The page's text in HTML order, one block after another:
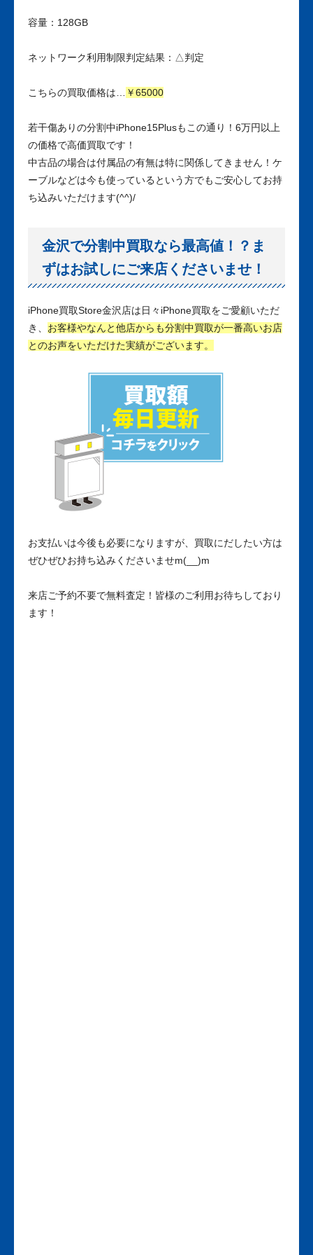
容量：128GB
ネットワーク利用制限判定結果：△判定
こちらの買取価格は… ￥65000
若干傷ありの分割中iPhone15Plusもこの通り！6万円以上
の価格で高価買取です！
中古品の場合は付属品の有無は特に関係してきません！ケ
ーブルなどは今も使っているという方でもご安心してお持
ち込みいただけます(^^)/
金沢で分割中買取なら最高値！？ま
ずはお試しにご来店くださいませ！
iPhone買取Store金沢店は日々iPhone買取をご愛顧いただ
き、 お客様やなんと他店からも分割中買取が一番高いお店
とのお声をいただけた実績がございます。
お支払いは今後も必要になりますが、買取にだしたい方は
ぜひぜひお持ち込みくださいませm(__)m
来店ご予約不要で無料査定！皆様のご利用お待ちしており
ます！